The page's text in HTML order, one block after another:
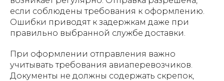
если соблюдены требования к оформлению.
Ошибки приводят к задержкам даже при
правильно выбранной службе доставки.
При оформлении отправления важно
учитывать требования авиаперевозчиков.
Документы не должны содержать скрепок,